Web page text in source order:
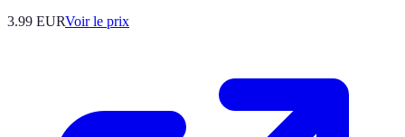
3.99 EURVoir le prix